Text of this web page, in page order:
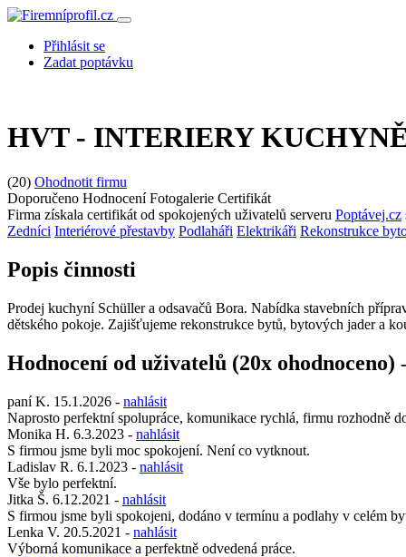
Přihlásit se
Zadat poptávku
HVT - INTERIERY
(20) Ohodnotit firmu
Doporučeno Hodnocení Fotogalerie Certifikát
Firma získala certifikát od spokojených uživatelů serveru Poptávej.cz
Zedníci Interiérové přestavby Podlaháři Elektrikáři Rekonstrukce
Popis činnosti
Prodej kuchyní Schüller a odsavačů Bora. Nabídka stavebních
dětského pokoje. Zajišťujeme rekonstrukce bytů, bytových jader a
Hodnocení od uživatelů (20x ohodnoceno) -
paní K. 15.1.2026 - nahlásit
Naprosto perfektní spolupráce, komunikace rychlá, firmu rozhodně
Monika H. 6.3.2023 - nahlásit
S firmou jsme byli moc spokojení. Není co vytknout.
Ladislav R. 6.1.2023 - nahlásit
Vše bylo perfektní.
Jitka Š. 6.12.2021 - nahlásit
S firmou jsme byli spokojeni, dodáno v termínu a podlahy v celém
Lenka V. 20.5.2021 - nahlásit
Výborná komunikace a perfektně odvedená práce.